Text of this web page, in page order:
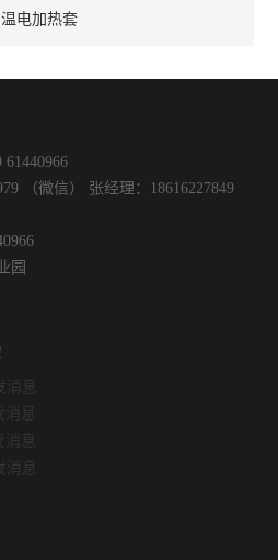
电加热套
61440966
（微信） 张经理：18616227849
园